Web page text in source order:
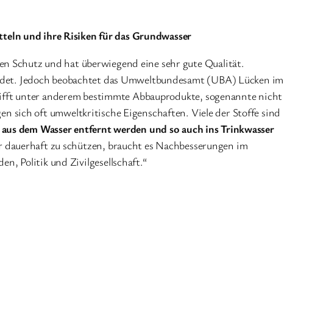
und ihre Risiken für das Grundwasser
Schutz und hat überwiegend eine sehr gute Qualität.
Jedoch beobachtet das Umweltbundesamt (UBA) Lücken im
unter anderem bestimmte Abbauprodukte, sogenannte nicht
sich oft umweltkritische Eigenschaften. Viele der Stoffe sind
dem Wasser entfernt werden und so auch ins Trinkwasser
zu schützen, braucht es Nachbesserungen im
Politik und Zivilgesellschaft.“